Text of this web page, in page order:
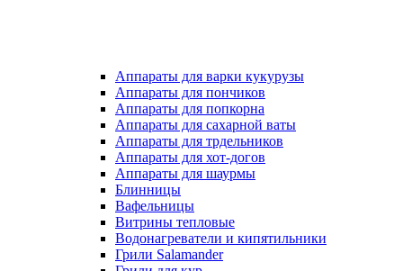
Аппараты для варки кукурузы
Аппараты для пончиков
Аппараты для попкорна
Аппараты для сахарной ваты
Аппараты для трдельников
Аппараты для хот-догов
Аппараты для шаурмы
Блинницы
Вафельницы
Витрины тепловые
Водонагреватели и кипятильники
Грили Salamander